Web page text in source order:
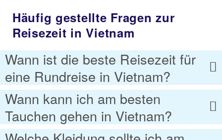
Häufig gestellte Fragen zur
Reisezeit in Vietnam
Wann ist die beste Reisezeit für
eine Rundreise in Vietnam?
Wann kann ich am besten
Tauchen gehen in Vietnam?